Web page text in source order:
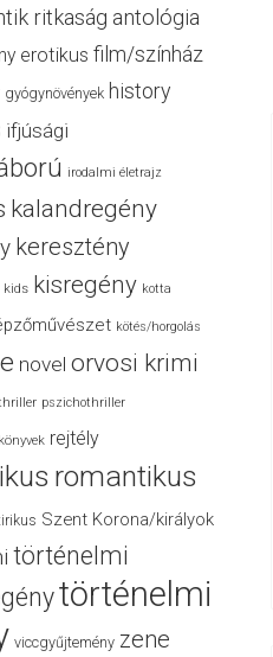
ritkaság antológia
erotikus film/színház
gyógynövények history
ifjúsági
irodalmi életrajz
kalandregény
keresztény
kids kisregény kotta
kötés/horgolás
novel orvosi krimi
pszichothriller
rejtély
romantikus
Szent Korona/királyok
történelmi
történelmi
viccgyűjtemény zene